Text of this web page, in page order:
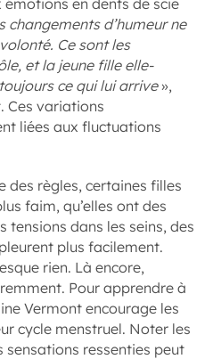
changements d’humeur ne
Ce sont les
et la jeune fille elle-
ce qui lui arrive»,
Ces variations
liées aux fluctuations
des règles, certaines filles
faim, qu’elles ont des
tensions dans les seins, des
plus facilement.
rien. Là encore,
Pour apprendre à
Vermont encourage les
cycle menstruel. Noter les
sensations ressenties peut